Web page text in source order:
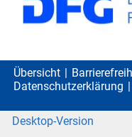
Übersicht
Datenschutzerklärung
Desktop-Version